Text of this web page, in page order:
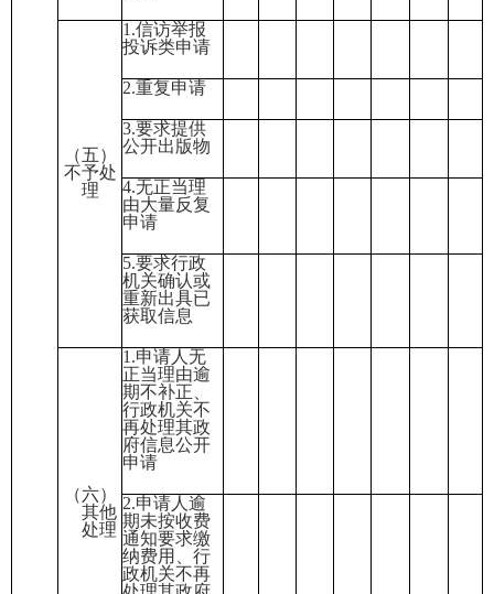
（五）
不予处
理
1.信访举报
投诉类申请
2.重复申请
3.要求提供
公开出版物
4.无正当理
由大量反复
申请
5.要求行政
机关确认或
重新出具已
获取信息
（六）
其他
处理
1.申请人无
正当理由逾
期不补正、
行政机关不
再处理其政
府信息公开
申请
2.申请人逾
期未按收费
通知要求缴
纳费用 、行
政机关不再